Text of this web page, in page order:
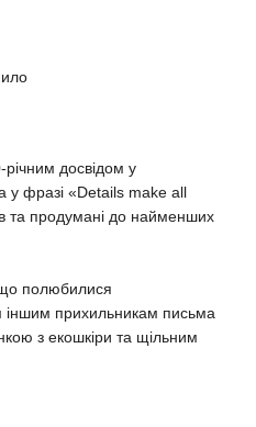
досвідом у
у фразі «Details make all
та продумані до найменших
що полюбилися
іншим прихильникам письма
з екошкіри та щільним